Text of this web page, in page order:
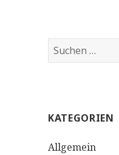
Suchen
nach:
KATEGORIEN
Allgemein